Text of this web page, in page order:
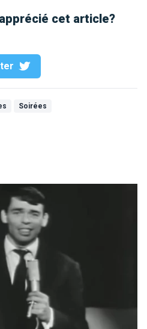
cet article?
Soirées